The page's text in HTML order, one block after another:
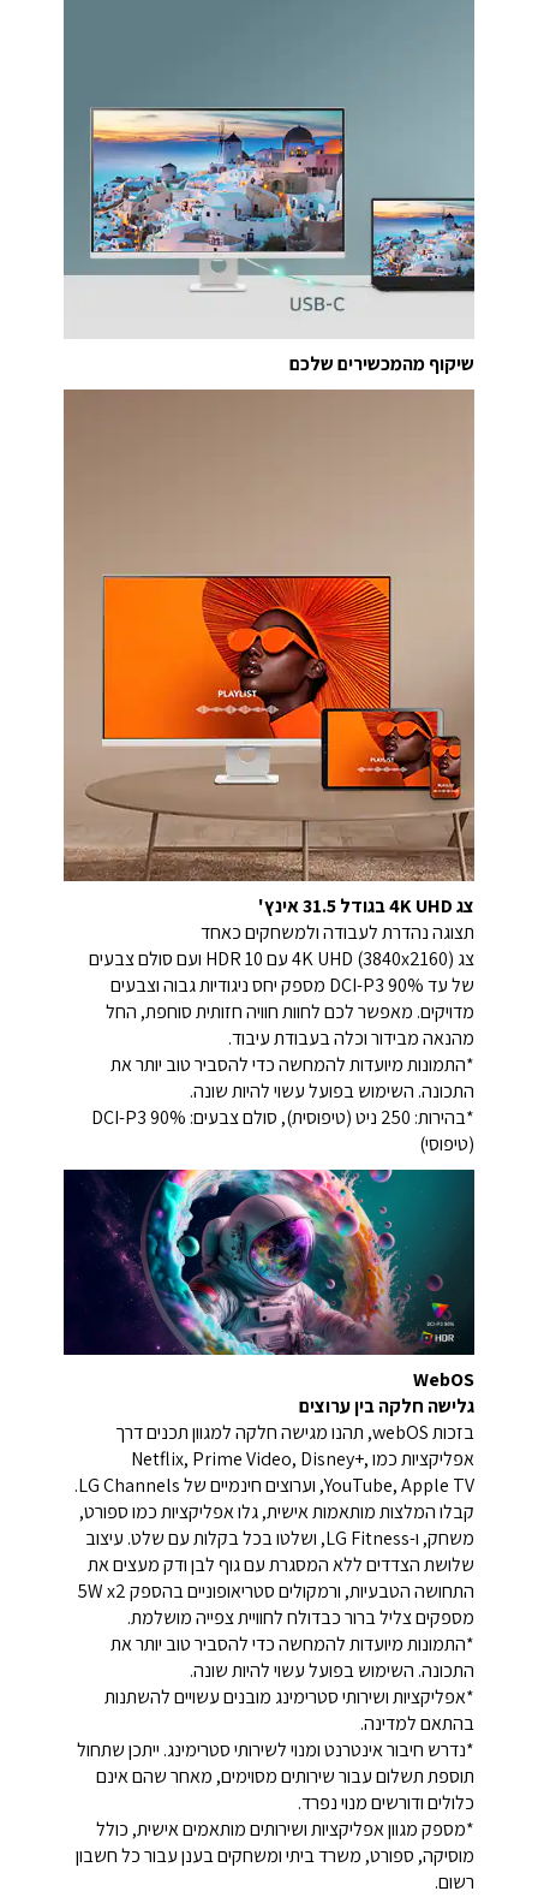
שיקוף מהמכשירים שלכם
צג 4K UHD בגודל 31.5 אינץ'
תצוגה נהדרת לעבודה ולמשחקים כאחד
צג 4K UHD (3840x2160) עם HDR 10 ועם סולם צבעים
של עד 90% DCI-P3 מספק יחס ניגודיות גבוה וצבעים
מדויקים. מאפשר לכם לחוות חוויה חזותית סוחפת, החל
מהנאה מבידור וכלה בעבודת עיבוד.
*התמונות מיועדות להמחשה כדי להסביר טוב יותר את
התכונה. השימוש בפועל עשוי להיות שונה.
*בהירות: 250 ניט (טיפוסית), סולם צבעים: DCI-P3 90%
(טיפוסי)
WebOS
גלישה חלקה בין ערוצים
בזכות webOS, תהנו מגישה חלקה למגוון תכנים דרך
אפליקציות כמו Netflix, Prime Video, Disney+,
YouTube, Apple TV, וערוצים חינמיים של LG Channels.
קבלו המלצות מותאמות אישית, גלו אפליקציות כמו ספורט,
משחק, ו-LG Fitness, ושלטו בכל בקלות עם שלט. עיצוב
שלושת הצדדים ללא המסגרת עם גוף לבן ודק מעצים את
התחושה הטבעיות, ורמקולים סטריאופוניים בהספק 5W x2
מספקים צליל ברור כבדולח לחוויית צפייה מושלמת.
*התמונות מיועדות להמחשה כדי להסביר טוב יותר את
התכונה. השימוש בפועל עשוי להיות שונה.
*אפליקציות ושירותי סטרימינג מובנים עשויים להשתנות
בהתאם למדינה.
*נדרש חיבור אינטרנט ומנוי לשירותי סטרימינג. ייתכן שתחול
תוספת תשלום עבור שירותים מסוימים, מאחר שהם אינם
כלולים ודורשים מנוי נפרד.
*מספק מגוון אפליקציות ושירותים מותאמים אישית, כולל
מוסיקה, ספורט, משרד ביתי ומשחקים בענן עבור כל חשבון
רשום.